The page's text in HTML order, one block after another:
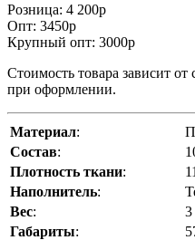
Розница: 4 200p
Опт: 3450p
Крупный опт: 3000p
Стоимость товара зависит от
при оформлении.
Материал:
Состав:
Плотность ткани:
Наполнитель:
Вес:
3
Габариты: